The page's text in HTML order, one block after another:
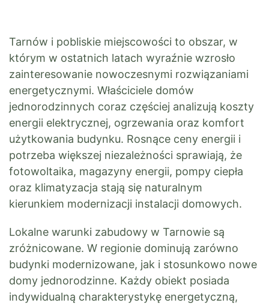
Tarnów i pobliskie miejscowości to obszar, w
którym w ostatnich latach wyraźnie wzrosło
zainteresowanie nowoczesnymi rozwiązaniami
energetycznymi. Właściciele domów
jednorodzinnych coraz częściej analizują koszty
energii elektrycznej, ogrzewania oraz komfort
użytkowania budynku. Rosnące ceny energii i
potrzeba większej niezależności sprawiają, że
fotowoltaika, magazyny energii, pompy ciepła
oraz klimatyzacja stają się naturalnym
kierunkiem modernizacji instalacji domowych.
Lokalne warunki zabudowy w Tarnowie są
zróżnicowane. W regionie dominują zarówno
budynki modernizowane, jak i stosunkowo nowe
domy jednorodzinne. Każdy obiekt posiada
indywidualną charakterystykę energetyczną,